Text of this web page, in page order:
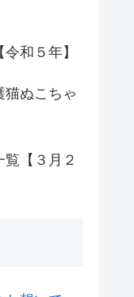
和５年】
猫ぬこちゃ
【３月２